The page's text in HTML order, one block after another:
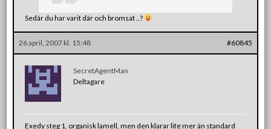
Sedär du har varit där och bromsat ..?
26 april, 2007 kl. 15:48 #60845
SecretAgentMan
Deltagare
Exedy steg 1, organisk lamell, men den klarar lite mer än standard